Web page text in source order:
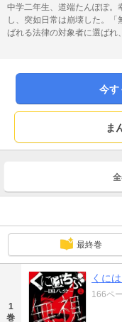
中学二年生、道端たんぽぽ
し、突如日常は崩壊した。
ばれる法律の対象者に選ばれ
んぽぽ。友達からも、家族
今す
ま
最終巻
1
巻
くに
166ペ